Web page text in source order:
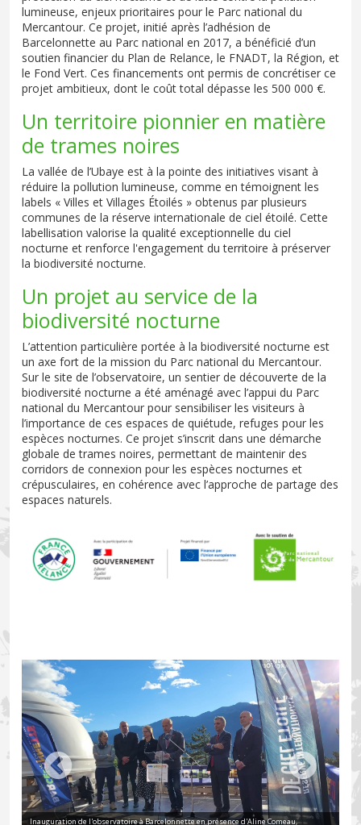
lumineuse, enjeux prioritaires pour le Parc national du
Mercantour. Ce projet, initié après l’adhésion de
Barcelonnette au Parc national en 2017, a bénéficié d’un
soutien financier du Plan de Relance, le FNADT, la Région, et
le Fond Vert. Ces financements ont permis de concrétiser ce
projet ambitieux, dont le coût total dépasse les 500 000 €.
Un territoire pionnier en matière
de trames noires
La vallée de l’Ubaye est à la pointe des initiatives visant à
réduire la pollution lumineuse, comme en témoignent les
labels « Villes et Villages Étoilés » obtenus par plusieurs
communes de la réserve internationale de ciel étoilé. Cette
labellisation valorise la qualité exceptionnelle du ciel
nocturne et renforce l'engagement du territoire à préserver
la biodiversité nocturne.
Un projet au service de la
biodiversité nocturne
L’attention particulière portée à la biodiversité nocturne est
un axe fort de la mission du Parc national du Mercantour.
Sur le site de l’observatoire, un sentier de découverte de la
biodiversité nocturne a été aménagé avec l’appui du Parc
national du Mercantour pour sensibiliser les visiteurs à
l’importance de ces espaces de quiétude, refuges pour les
espèces nocturnes. Ce projet s’inscrit dans une démarche
globale de trames noires, permettant de maintenir des
corridors de connexion pour les espèces nocturnes et
crépusculaires, en cohérence avec l’approche de partage des
espaces naturels.
Inauguration de l'observatoire à Barcelonnette en présence d'Aline Comeau,